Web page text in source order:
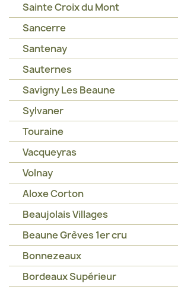
Sainte Croix du Mont
Sancerre
Santenay
Sauternes
Savigny Les Beaune
Sylvaner
Touraine
Vacqueyras
Volnay
Aloxe Corton
Beaujolais Villages
Beaune Grèves 1er cru
Bonnezeaux
Bordeaux Supérieur